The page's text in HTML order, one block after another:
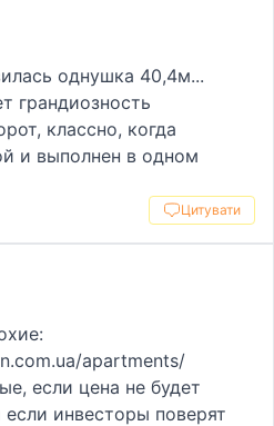
однушка 40,4м...
грандиозность
классно, когда
и выполнен в одном
Цитувати
apartments/
если цена не будет
если инвесторы поверят